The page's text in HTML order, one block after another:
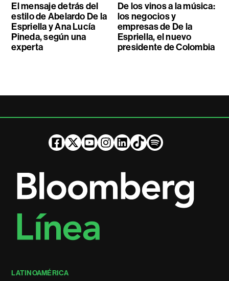
El mensaje detrás del
estilo de Abelardo De la
Espriella y Ana Lucía
Pineda, según una
experta
De los vinos a la música:
los negocios y
empresas de De la
Espriella, el nuevo
presidente de Colombia
LATINOAMÉRICA